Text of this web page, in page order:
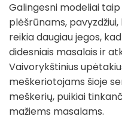
Galingesni modeliai
plėšrūnams,
reikia daugiau jegos,
didesniais masalais ir
Vaivorykštinius
meškeriotojams šioje
meškerių, puikiai
mažiems masalams.